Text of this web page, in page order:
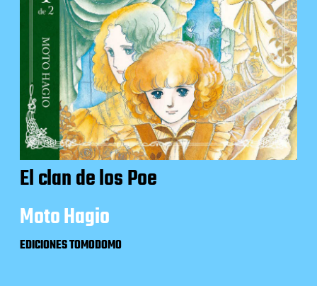
El clan de los Poe
Moto Hagio
EDICIONES TOMODOMO